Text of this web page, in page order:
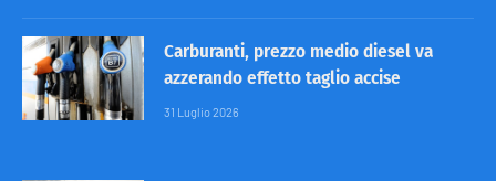
Carburanti, prezzo medio diesel va
azzerando effetto taglio accise
31 Luglio 2026